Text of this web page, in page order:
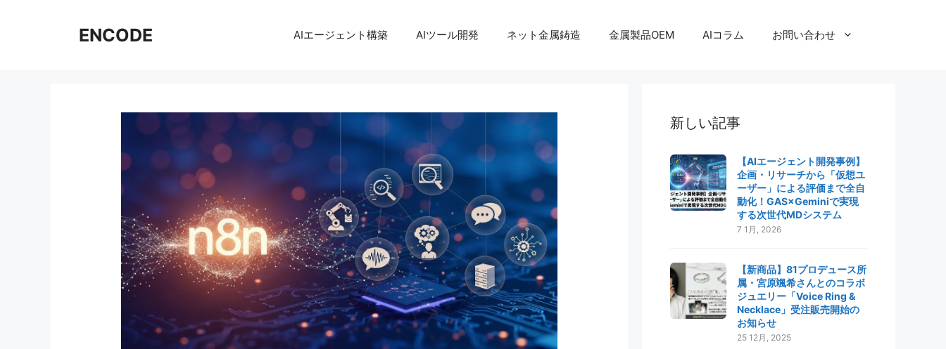
ENCODE AIエージェント構築 AIツール開発 ネット金属鋳造 金属製品OEM AIコラム お問い合わせ
新しい記事
【AIエージェント開発事例】
企画・リサーチから「仮想ユ
ーザー」による評価まで全自
動化！GAS×Geminiで実現
する次世代MDシステム
7 1月, 2026
【新商品】81プロデュース所
属・宮原颯希さんとのコラボ
ジュエリー「Voice Ring &
Necklace」受注販売開始の
お知らせ
25 12月, 2025